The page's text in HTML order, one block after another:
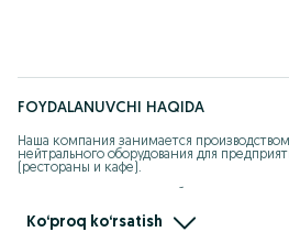
FOYDALANUVCHI HAQIDA
Наша компания занимается
нейтрального оборудования для
(рестораны и кафе).
решения для самых трудных требований
Ko‘proq ko‘rsatish